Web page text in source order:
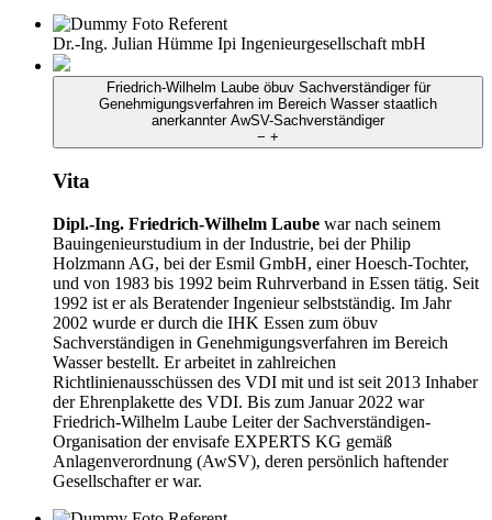
Dr.-Ing. Julian Hümme Ipi Ingenieurgesellschaft mbH
Friedrich-Wilhelm Laube öbuv Sachverständiger für
Genehmigungsverfahren im Bereich Wasser staatlich
anerkannter AwSV-Sachverständiger
− +
Vita
Dipl.-Ing. Friedrich-Wilhelm Laube war nach seinem
Bauingenieurstudium in der Industrie, bei der Philip
Holzmann AG, bei der Esmil GmbH, einer Hoesch-Tochter,
und von 1983 bis 1992 beim Ruhrverband in Essen tätig. Seit
1992 ist er als Beratender Ingenieur selbstständig. Im Jahr
2002 wurde er durch die IHK Essen zum öbuv
Sachverständigen in Genehmigungsverfahren im Bereich
Wasser bestellt. Er arbeitet in zahlreichen
Richtlinienausschüssen des VDI mit und ist seit 2013 Inhaber
der Ehrenplakette des VDI. Bis zum Januar 2022 war
Friedrich-Wilhelm Laube Leiter der Sachverständigen-
Organisation der envisafe EXPERTS KG gemäß
Anlagenverordnung (AwSV), deren persönlich haftender
Gesellschafter er war.